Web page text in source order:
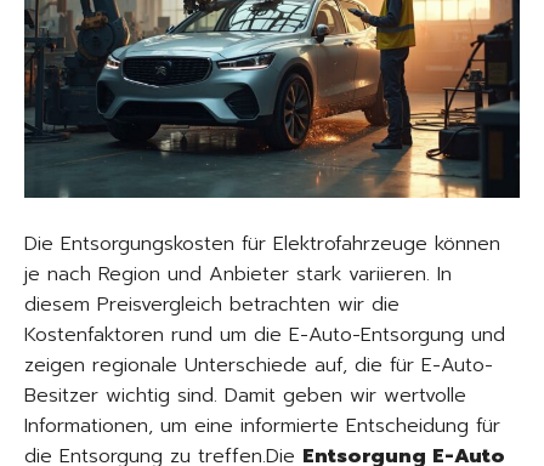
Die Entsorgungskosten für Elektrofahrzeuge können
je nach Region und Anbieter stark variieren. In
diesem Preisvergleich betrachten wir die
Kostenfaktoren rund um die E-Auto-Entsorgung und
zeigen regionale Unterschiede auf, die für E-Auto-
Besitzer wichtig sind. Damit geben wir wertvolle
Informationen, um eine informierte Entscheidung für
die Entsorgung zu treffen.Die Entsorgung E-Auto